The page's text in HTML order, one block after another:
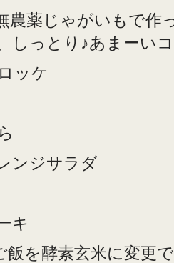
農薬じゃがいもで作
しっとり♪あまーい
ッケ
ンジサラダ
キ
を酵素玄米に変更